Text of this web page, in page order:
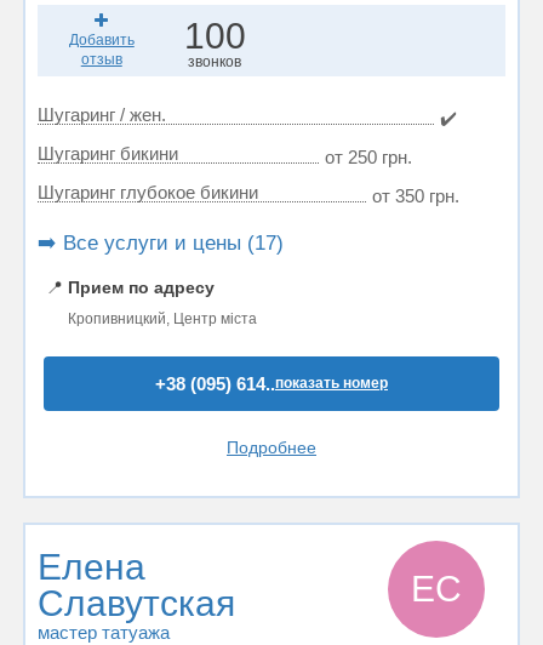
Добавить
отзыв
100
звонков
Шугаринг / жен.
✔️
Шугаринг бикини
от 250 грн.
Шугаринг глубокое бикини
от 350 грн.
➡️ Все услуги и цены (17)
📍 Прием по адресу
Кропивницкий, Центр міста
+38 (095) 614..показать номер
Подробнее
Елена
Славутская
мастер татуажа
ЕС